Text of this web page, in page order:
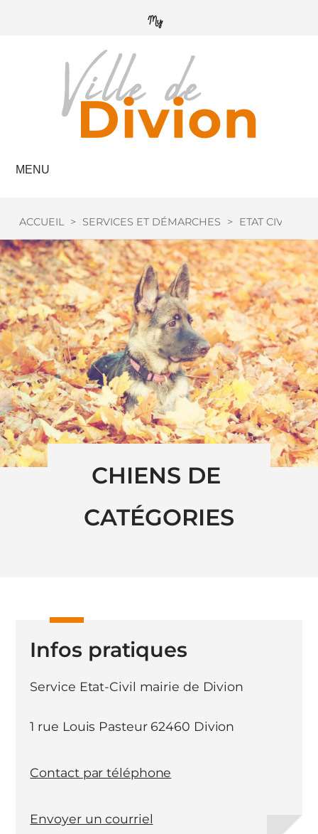
MENU
ACCUEIL > SERVICES ET DÉMARCHES > ETAT CIVIL
CHIENS DE
CATÉGORIES
Infos pratiques
Service Etat-Civil mairie de Divion
1 rue Louis Pasteur 62460 Divion
Contact par téléphone
Envoyer un courriel